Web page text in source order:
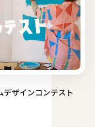
デザインコンテスト